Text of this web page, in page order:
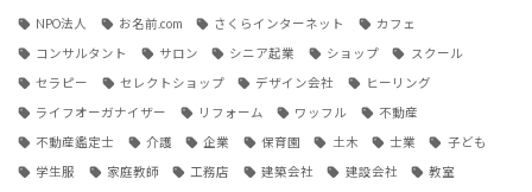
NPO法人 お名前.com さくらインターネット カフェ
コンサルタント サロン シニア起業 ショップ スクール
セラピー セレクトショップ デザイン会社 ヒーリング
ライフオーガナイザー リフォーム ワッフル 不動産
不動産鑑定士 介護 企業 保育園 土木 士業 子ども
学生服 家庭教師 工務店 建築会社 建設会社 教室